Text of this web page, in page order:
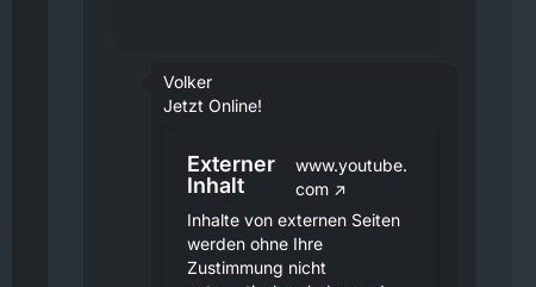
Volker
Jetzt Online!
Externer
Inhalt
www.youtube.
com
Inhalte von externen Seiten
werden ohne Ihre
Zustimmung nicht